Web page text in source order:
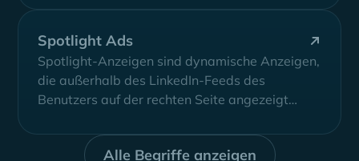
Spotlight Ads
Spotlight-Anzeigen sind dynamische Anzeigen,
die außerhalb des LinkedIn-Feeds des
Benutzers auf der rechten Seite angezeigt
Alle Begriffe anzeigen